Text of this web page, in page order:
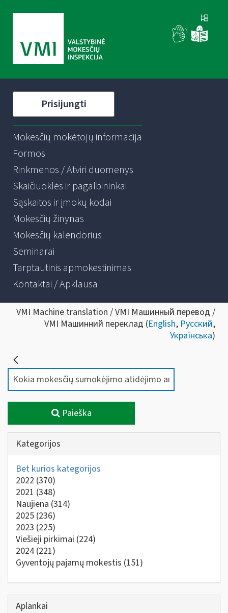
Prisijungti
Mokesčių mokėtojų informacija
Formos
Rinkmenos / Atviri duomenys
Skaičiuoklės ir pagalbininkai
Sąskaitos ir įmokų kodai
Mokesčių žinynas
Mokesčių kalendorius
Seminarai
Tarptautinis apmokestinimas
Kontaktai / Apklausa
VMI Machine translation / VMI Машинный перевод /
VMI Машинний переклад (English, Русский,
Українська)
Paieška
Kategorijos
Bet kurios kategorijos
2022 (370)
2021 (348)
Naujiena (314)
2025 (236)
2023 (225)
Viešieji pirkimai (224)
2024 (221)
Gyventojų pajamų mokestis (151)
Aplankai